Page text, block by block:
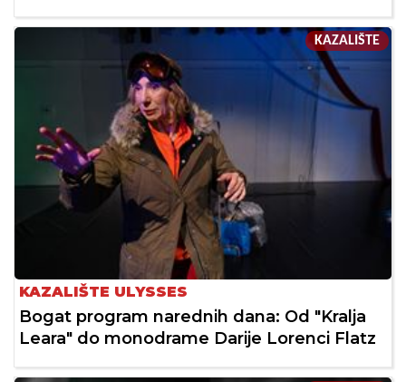
KAZALIŠTE
KAZALIŠTE ULYSSES
Bogat program narednih dana: Od "Kralja
Leara" do monodrame Darije Lorenci Flatz